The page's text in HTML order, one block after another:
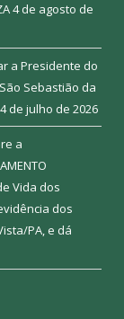
4 de agosto de
a Presidente do
Sebastião da
de julho de 2026
a
Vida dos
dos
PA, e dá